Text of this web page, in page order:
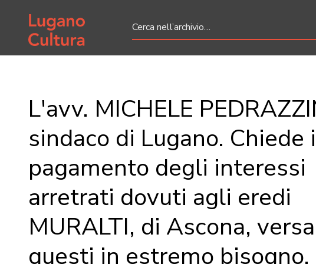
Home page
L'avv. MICHELE
sindaco di Lugano. Chiede
pagamento degli interessi
arretrati dovuti agli eredi
MURALTI, di Ascona,
questi in estremo bisogno.